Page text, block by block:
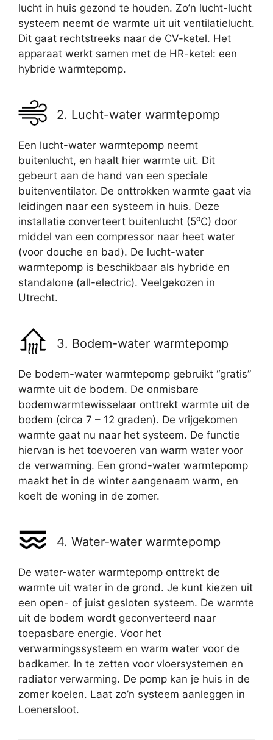
lucht in huis gezond te houden. Zo’n lucht-lucht
systeem neemt de warmte uit uit ventilatielucht.
Dit gaat rechtstreeks naar de CV-ketel. Het
apparaat werkt samen met de HR-ketel: een
hybride warmtepomp.
2. Lucht-water warmtepomp
Een lucht-water warmtepomp neemt
buitenlucht, en haalt hier warmte uit. Dit
gebeurt aan de hand van een speciale
buitenventilator. De onttrokken warmte gaat via
leidingen naar een systeem in huis. Deze
installatie converteert buitenlucht (5⁰C) door
middel van een compressor naar heet water
(voor douche en bad). De lucht-water
warmtepomp is beschikbaar als hybride en
standalone (all-electric). Veelgekozen in
Utrecht.
3. Bodem-water warmtepomp
De bodem-water warmtepomp gebruikt “gratis”
warmte uit de bodem. De onmisbare
bodemwarmtewisselaar onttrekt warmte uit de
bodem (circa 7 – 12 graden). De vrijgekomen
warmte gaat nu naar het systeem. De functie
hiervan is het toevoeren van warm water voor
de verwarming. Een grond-water warmtepomp
maakt het in de winter aangenaam warm, en
koelt de woning in de zomer.
4. Water-water warmtepomp
De water-water warmtepomp onttrekt de
warmte uit water in de grond. Je kunt kiezen uit
een open- of juist gesloten systeem. De warmte
uit de bodem wordt geconverteerd naar
toepasbare energie. Voor het
verwarmingssysteem en warm water voor de
badkamer. In te zetten voor vloersystemen en
radiator verwarming. De pomp kan je huis in de
zomer koelen. Laat zo’n systeem aanleggen in
Loenersloot.